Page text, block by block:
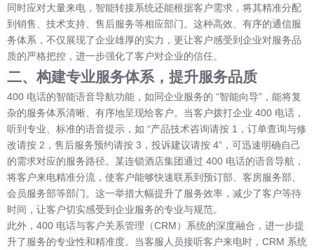
同时应对大量来电，智能转接系统还能根据客户需求，将其精准分配
到销售、技术支持、售后服务等相应部门。这种高效、有序的通信服
务体系，不仅展现了企业雄厚的实力，更让客户感受到企业对服务品
质的严格把控，进一步强化了客户对企业的信任。
二、构建专业服务体系，提升服务品质
400 电话的智能语音导航功能，如同企业服务的 “智能向导”，能将复
杂的服务体系清晰、有序地呈现给客户。当客户拨打企业 400 电话，
听到专业、标准的语音提示，如 “产品技术咨询请按 1，订单查询与修
改请按 2，售后服务预约请按 3，投诉建议请按 4”，可迅速明确自己
的需求对应的服务路径。某连锁酒店集团通过 400 电话的语音导航，
将客户来电精准分流，使客户能够快速联系到预订部、客房服务部、
会员服务部等部门。这一举措大幅提升了服务效率，减少了客户等待
时间，让客户切实感受到企业服务的专业与规范。
此外，400 电话与客户关系管理（CRM）系统的深度融合，进一步提
升了服务的专业性和精准度。当客服人员接听客户来电时，CRM 系统